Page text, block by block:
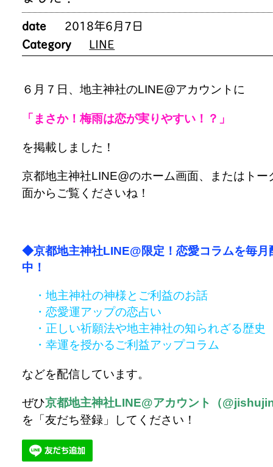
date
2018年6月7日
Category
LINE
６月７日、地主神社のLINE@アカウントに
「まさか！梅雨は恋が実りやすい！？」
を掲載しました！
京都地主神社LINE@のホーム画面、またはトー
面からご覧くださいね！
◆京都地主神社LINE@限定！恋愛コラムを毎月
中！
・地主神社の神様とご利益のお話
・恋愛運アップの恋占い
・正しい祈願法や地主神社の知られざる歴史
・幸運を授かるご利益アップコラム
などを配信しています。
ぜひ京都地主神社LINE@アカウント（
を「友だち登録」してください！